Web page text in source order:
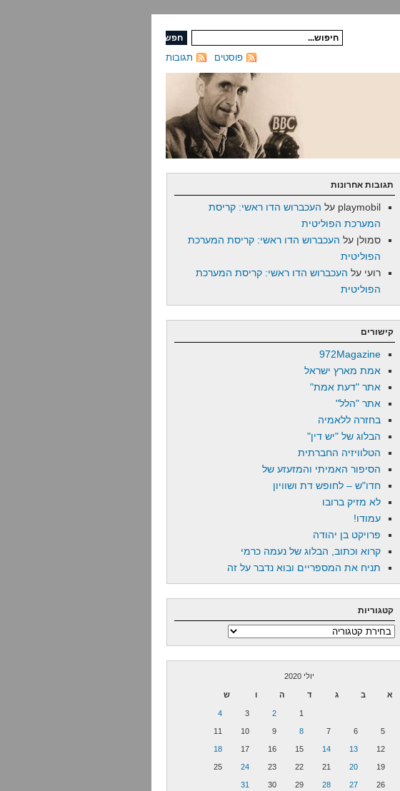
תגובות פוסטים
תגובות אחרונות
playmobil על העכברוש הדו ראשי: קריסת
המערכת הפוליטית
סמולן על העכברוש הדו ראשי: קריסת המערכת
הפוליטית
רועי על העכברוש הדו ראשי: קריסת המערכת
הפוליטית
קישורים
972Magazine
אמת מארץ ישראל
אתר "דעת אמת"
אתר "הלל"
בחזרה ללאמיה
הבלוג של "יש דין"
הטלוויזיה החברתית
הסיפור האמיתי והמזעזע של
חדו"ש – לחופש דת ושוויון
לא מזיק ברובו
עמודו!
פרויקט בן יהודה
קרוא וכתוב, הבלוג של נעמה כרמי
תניח את המספריים ובוא נדבר על זה
קטגוריות
קטגוריות
יולי 2020
א ב ג ד ה ו ש
1
2
3
4
5
6
7
8
9
10
11
12
13
14
15
16
17
18
19
20
21
22
23
24
25
26
27
28
29
30
31